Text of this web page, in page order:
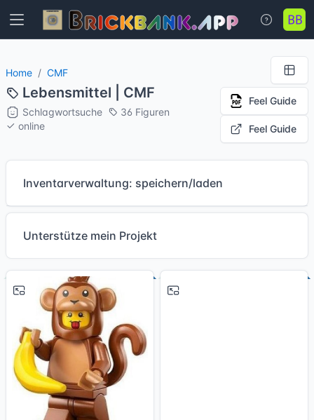
Home CMF
Lebensmittel | CMF
Schlagwortsuche
36 Figuren
online
Feel Guide
Feel Guide
Inventarverwaltung: speichern/laden
Unterstütze mein Projekt